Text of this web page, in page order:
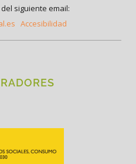
siguiente email:
Accesibilidad